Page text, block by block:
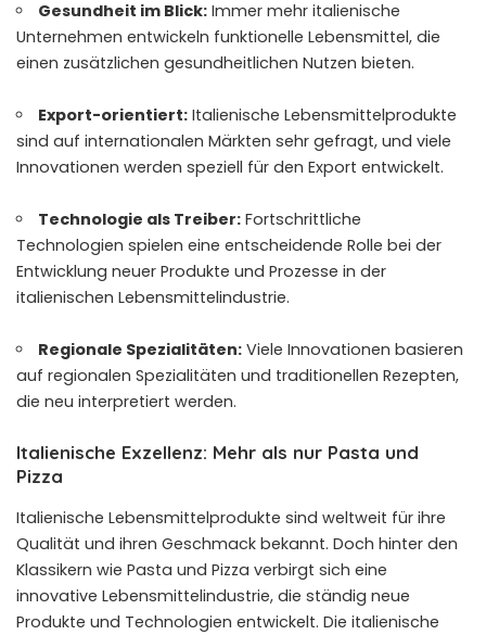
Gesundheit im Blick: Immer mehr italienische
Unternehmen entwickeln funktionelle Lebensmittel, die
einen zusätzlichen gesundheitlichen Nutzen bieten.
Export-orientiert: Italienische Lebensmittelprodukte
sind auf internationalen Märkten sehr gefragt, und viele
Innovationen werden speziell für den Export entwickelt.
Technologie als Treiber: Fortschrittliche
Technologien spielen eine entscheidende Rolle bei der
Entwicklung neuer Produkte und Prozesse in der
italienischen Lebensmittelindustrie.
Regionale Spezialitäten: Viele Innovationen basieren
auf regionalen Spezialitäten und traditionellen Rezepten,
die neu interpretiert werden.
Italienische Exzellenz: Mehr als nur Pasta und
Pizza
Italienische Lebensmittelprodukte sind weltweit für ihre
Qualität und ihren Geschmack bekannt. Doch hinter den
Klassikern wie Pasta und Pizza verbirgt sich eine
innovative Lebensmittelindustrie, die ständig neue
Produkte und Technologien entwickelt. Die italienische